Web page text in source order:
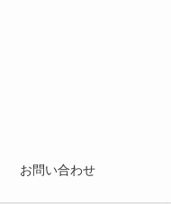
お問い合わせ